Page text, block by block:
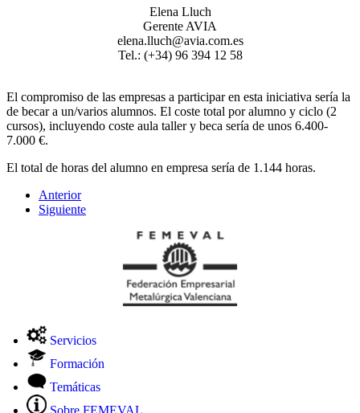
Elena Lluch
Gerente AVIA
elena.lluch@avia.com.es
Tel.: (+34) 96 394 12 58
El compromiso de las empresas a participar en esta iniciativa sería la
de becar a un/varios alumnos. El coste total por alumno y ciclo (2
cursos), incluyendo coste aula taller y beca sería de unos 6.400-
7.000 €.
El total de horas del alumno en empresa sería de 1.144 horas.
Anterior
Siguiente
Servicios
Formación
Temáticas